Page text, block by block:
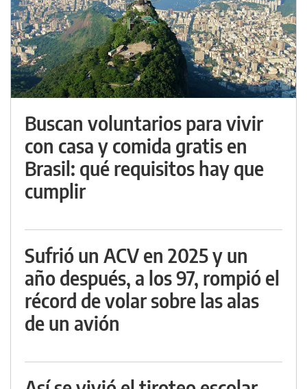
Buscan voluntarios para vivir
con casa y comida gratis en
Brasil: qué requisitos hay que
cumplir
Sufrió un ACV en 2025 y un
año después, a los 97, rompió el
récord de volar sobre las alas
de un avión